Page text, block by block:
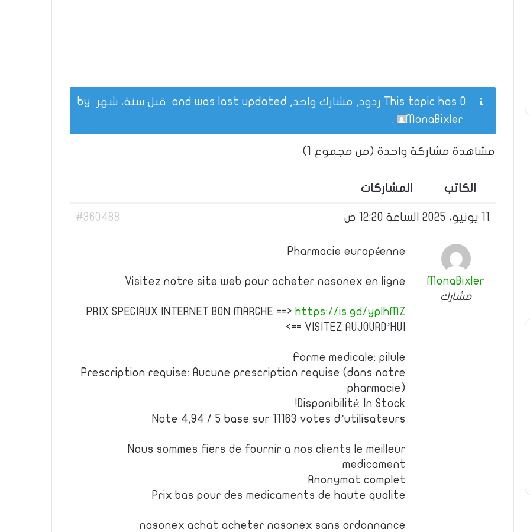
This topic has 0 ردود, مشارك واحد, and was last updated قبل سنة، شهر
MonaBixler
.
مشاهدة مشاركة واحدة (من مجموع 1)
الكاتب المشاركات
#360488
MonaBixler
مشارك
Pharmacie européenne
Visitez notre site web pour acheter nasonex en ligne
PRIX SPECIAUX INTERNET BON MARCHE ==> https://is.gd/yplhMZ
<== VISITEZ AUJOURD’HUI
Forme medicale: pilule
Prescription requise: Aucune prescription requise (dans notre
pharmacie)
Disponibilité: In Stock!
Note 4,94 / 5 base sur 11163 votes d’utilisateurs
Nous sommes fiers de fournir a nos clients le meilleur
medicament
Anonymat complet
Prix bas pour des medicaments de haute qualite
nasonex achat acheter nasonex sans ordonnance